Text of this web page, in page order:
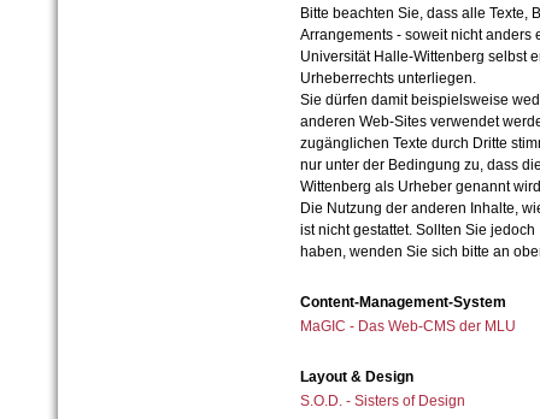
Bitte beachten Sie, dass alle Texte,
Arrangements - soweit nicht anders
Universität Halle-Wittenberg selbst
Urheberrechts unterliegen.
Sie dürfen damit beispielsweise
anderen Web-Sites verwendet
zugänglichen Texte durch Dritte
nur unter der Bedingung zu, dass
Wittenberg als Urheber genannt
Die Nutzung der anderen Inhalte,
ist nicht gestattet. Sollten Sie
haben, wenden Sie sich bitte an
Content-Management-System
MaGIC - Das Web-CMS der MLU
Layout & Design
S.O.D. - Sisters of Design